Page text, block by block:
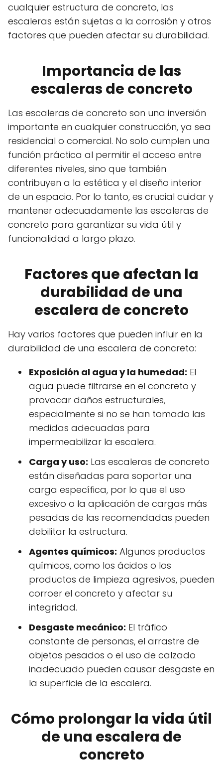
cualquier estructura de concreto, las
escaleras están sujetas a la corrosión y otros
factores que pueden afectar su durabilidad.
Importancia de las
escaleras de concreto
Las escaleras de concreto son una inversión
importante en cualquier construcción, ya sea
residencial o comercial. No solo cumplen una
función práctica al permitir el acceso entre
diferentes niveles, sino que también
contribuyen a la estética y el diseño interior
de un espacio. Por lo tanto, es crucial cuidar y
mantener adecuadamente las escaleras de
concreto para garantizar su vida útil y
funcionalidad a largo plazo.
Factores que afectan la
durabilidad de una
escalera de concreto
Hay varios factores que pueden influir en la
durabilidad de una escalera de concreto:
Exposición al agua y la humedad: El
agua puede filtrarse en el concreto y
provocar daños estructurales,
especialmente si no se han tomado las
medidas adecuadas para
impermeabilizar la escalera.
Carga y uso: Las escaleras de concreto
están diseñadas para soportar una
carga específica, por lo que el uso
excesivo o la aplicación de cargas más
pesadas de las recomendadas pueden
debilitar la estructura.
Agentes químicos: Algunos productos
químicos, como los ácidos o los
productos de limpieza agresivos, pueden
corroer el concreto y afectar su
integridad.
Desgaste mecánico: El tráfico
constante de personas, el arrastre de
objetos pesados o el uso de calzado
inadecuado pueden causar desgaste en
la superficie de la escalera.
Cómo prolongar la vida útil
de una escalera de
concreto